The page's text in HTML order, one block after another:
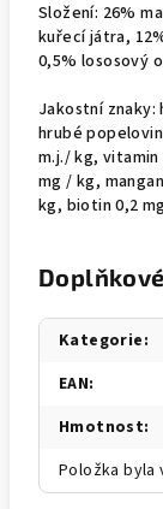
Složení: 26%
kuřecí játra,
0,5% lososový
Jakostní
hrubé
m.j./ kg, vitamin
mg / kg,
kg, biotin 0,2
Kategorie:
EAN:
Hmotnost:
Položka